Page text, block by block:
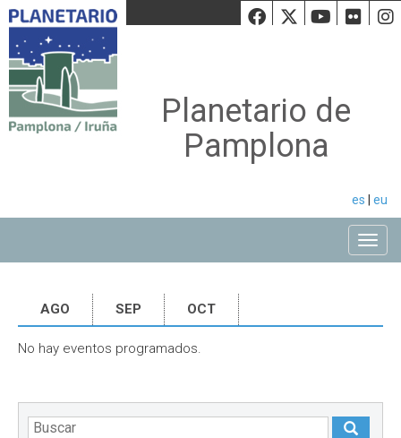
Facebook
Twiiter
Planetario de
Pamplona
es eu
AGO SEP OCT
No hay eventos programados.